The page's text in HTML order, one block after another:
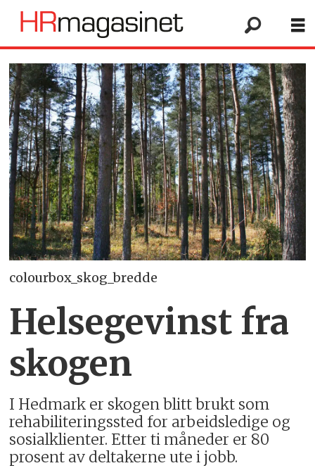
colourbox_skog_bredde
Helsegevinst fra
skogen
I Hedmark er skogen blitt brukt som
rehabiliteringssted for arbeidsledige og
sosialklienter. Etter ti måneder er 80
prosent av deltakerne ute i jobb.